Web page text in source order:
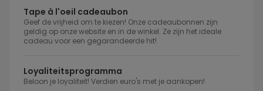
Tape à l'oeil cadeaubon
Geef de vrijheid om te kiezen! Onze cadeaubonnen zijn
geldig op onze website en in de winkel. Ze zijn het ideale
cadeau voor een gegarandeerde hit!
Loyaliteitsprogramma
Beloon je loyaliteit! Verdien euro's met je aankopen!